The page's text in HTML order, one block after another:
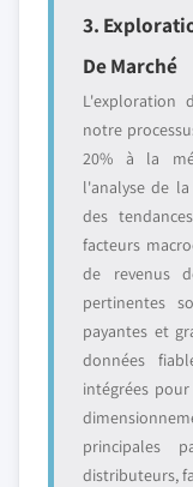
3.
De Marché
L'exploration
notre
20% à la
l'analyse de
des
facteurs
de revenus
pertinentes
payantes et
données
intégrées
principales
distributeurs,